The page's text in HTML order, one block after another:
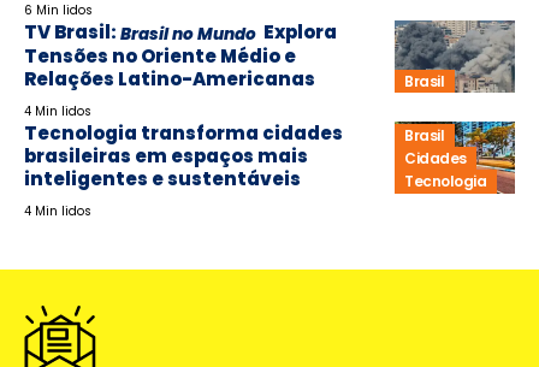
6 Min lidos
Brasil
TV Brasil: Brasil no Mundo Explora
Tensões no Oriente Médio e
Relações Latino-Americanas
4 Min lidos
Brasil
Cidades
Tecnologia
Tecnologia transforma cidades
brasileiras em espaços mais
inteligentes e sustentáveis
4 Min lidos